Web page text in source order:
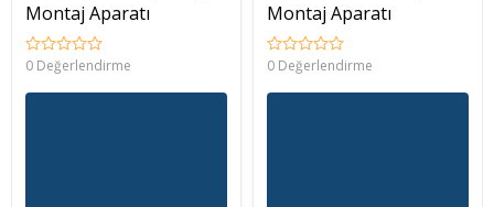
Montaj Aparatı
0 Değerlendirme
Montaj Aparatı
0 Değerlendirme